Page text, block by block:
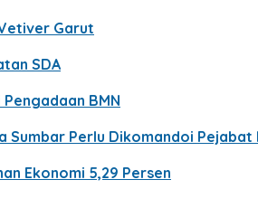
Garut
SDA
BMN
Sumbar Perlu Dikomandoi Pejabat
Ekonomi 5,29 Persen